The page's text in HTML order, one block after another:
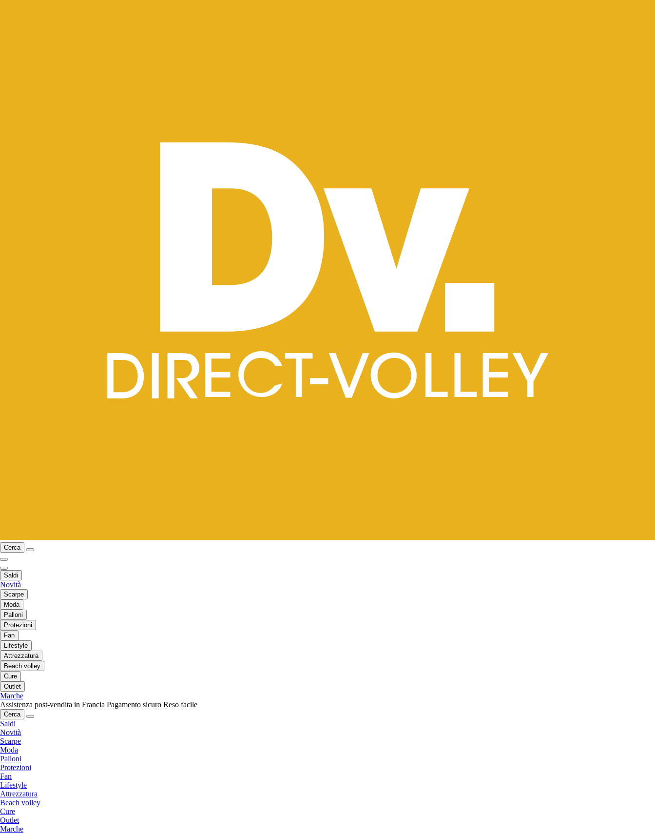
Cerca
Saldi
Novità
Scarpe
Moda
Palloni
Protezioni
Fan
Lifestyle
Attrezzatura
Beach volley
Cure
Outlet
Marche
Assistenza post-vendita in Francia Pagamento sicuro Reso facile
Cerca
Saldi
Novità
Scarpe
Moda
Palloni
Protezioni
Fan
Lifestyle
Attrezzatura
Beach volley
Cure
Outlet
Marche